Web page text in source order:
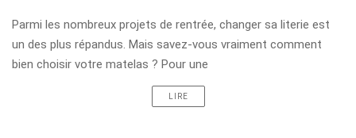
Parmi les nombreux projets de rentrée, changer sa literie est
un des plus répandus. Mais savez-vous vraiment comment
bien choisir votre matelas ? Pour une
LIRE